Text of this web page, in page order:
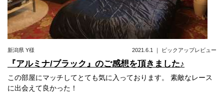
新潟県 Y様 2021.6.1 ｜ ピックアップレビュー
『アルミナ/ブラック』のご感想を頂きました♪
この部屋にマッチしてとても気に入っております。 素敵なレース
に出会えて良かった！